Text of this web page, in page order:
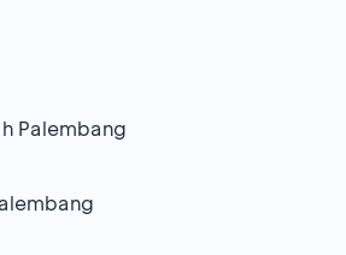
Palembang